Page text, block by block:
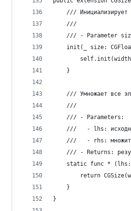
/// Инициализирует
    ///
/// - Parameter
init(_ size:
    }
/// Умножает все
    ///
    /// - Parameters:
///   - lhs:
///   - rhs:
/// - Returns:
static func *
return
    }
}